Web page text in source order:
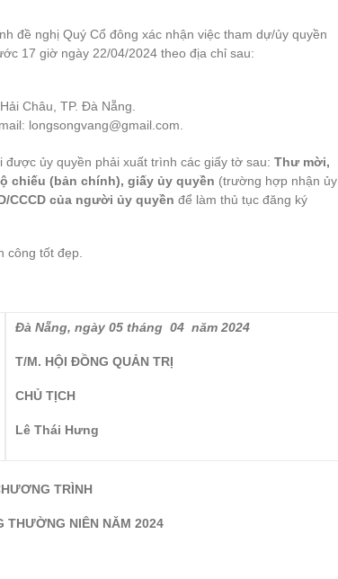
đề nghị Quý Cổ đông xác nhận việc tham dự/ủy quyền
17 giờ ngày 22/04/2024 theo địa chỉ sau:
Châu, TP. Đà Nẵng.
longsongvang@gmail.com.
ủy quyền phải xuất trình các giấy tờ sau:Thư mời,
chiếu (bản chính), giấy ủy quyền (trường hợp nhận ủy
CCCD của người ủy quyềnđể làm thủ tục đăng ký
công tốt đẹp.
Đà Nẵng, ngày 05 tháng 04 năm 2024
T/M. HỘI ĐỒNG QUẢN TRỊ
CHỦ TỊCH
Lê Thái Hưng
TRÌNH
THƯỜNG NIÊN NĂM 2024